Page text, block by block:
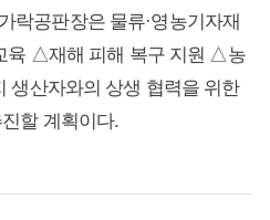
락공판장은 물류·영농기자재
육 △재해 피해 복구 지원 △농
생산자와의 상생 협력을 위한
할 계획이다.